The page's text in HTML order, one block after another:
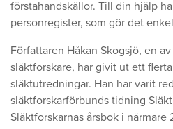
förstahandskällor. Till din hjälp
personregister, som gör det
Författaren Håkan Skogsjö, en
släktforskare, har givit ut ett
släktutredningar. Han har varit
släktforskarförbunds tidning
Släktforskarnas årsbok i närmare